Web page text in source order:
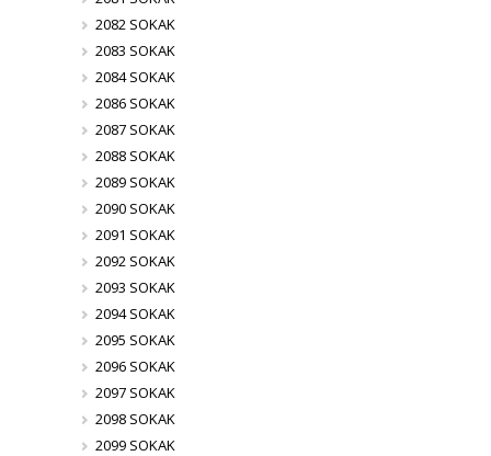
2082 SOKAK
2083 SOKAK
2084 SOKAK
2086 SOKAK
2087 SOKAK
2088 SOKAK
2089 SOKAK
2090 SOKAK
2091 SOKAK
2092 SOKAK
2093 SOKAK
2094 SOKAK
2095 SOKAK
2096 SOKAK
2097 SOKAK
2098 SOKAK
2099 SOKAK